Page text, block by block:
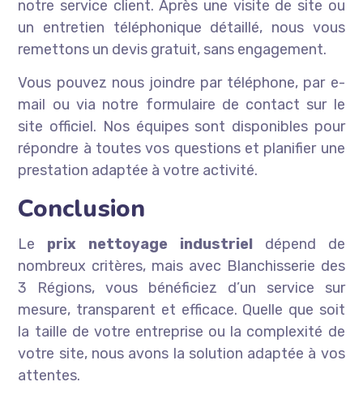
notre service client. Après une visite de site ou
un entretien téléphonique détaillé, nous vous
remettons un devis gratuit, sans engagement.
Vous pouvez nous joindre par téléphone, par e-
mail ou via notre formulaire de contact sur le
site officiel. Nos équipes sont disponibles pour
répondre à toutes vos questions et planifier une
prestation adaptée à votre activité.
Conclusion
Le prix nettoyage industrieldépend de
nombreux critères, mais avec Blanchisserie des
3 Régions, vous bénéficiez d’un service sur
mesure, transparent et efficace. Quelle que soit
la taille de votre entreprise ou la complexité de
votre site, nous avons la solution adaptée à vos
attentes.